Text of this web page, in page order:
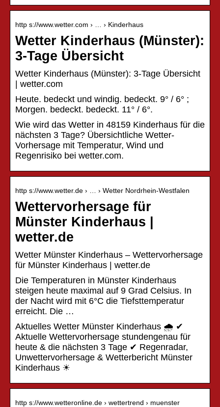
http s://www.wetter.com › … › Kinderhaus
Wetter Kinderhaus (Münster):
3-Tage Übersicht
Wetter Kinderhaus (Münster): 3-Tage Übersicht
| wetter.com
Heute. bedeckt und windig. bedeckt. 9° / 6° ;
Morgen. bedeckt. bedeckt. 11° / 6°.
Wie wird das Wetter in 48159 Kinderhaus für die
nächsten 3 Tage? Übersichtliche Wetter-
Vorhersage mit Temperatur, Wind und
Regenrisiko bei wetter.com.
http s://www.wetter.de › … › Wetter Nordrhein-Westfalen
Wettervorhersage für
Münster Kinderhaus |
wetter.de
Wetter Münster Kinderhaus – Wettervorhersage
für Münster Kinderhaus | wetter.de
Die Temperaturen in Münster Kinderhaus
steigen heute maximal auf 9 Grad Celsius. In
der Nacht wird mit 6°C die Tiefsttemperatur
erreicht. Die …
Aktuelles Wetter Münster Kinderhaus 🌧️ ✔
Aktuelle Wettervorhersage stundengenau für
heute & die nächsten 3 Tage ✔ Regenradar,
Unwettervorhersage & Wetterbericht Münster
Kinderhaus ☀
http s://www.wetteronline.de › wettertrend › muenster